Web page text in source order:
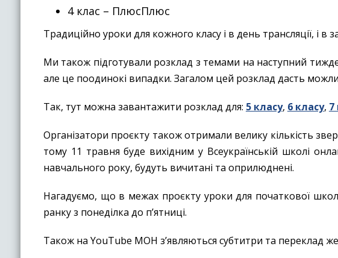
4 клас – ПлюсПлюс
Традиційно уроки для кожного класу і в день трансляції, і в
Ми також підготували розклад з темами на наступний
але це поодинокі випадки. Загалом цей розклад дасть
Так, тут можна завантажити розклад для: 5 класу, 6 класу, 7
Організатори проєкту також отримали велику кількість
тому 11 травня буде вихідним у Всеукраїнській школі
навчального року, будуть вичитані та оприлюднені.
Нагадуємо, що в межах проєкту уроки для початкової
ранку з понеділка до п’ятниці.
Також на YouTube МОН з’являються субтитри та переклад